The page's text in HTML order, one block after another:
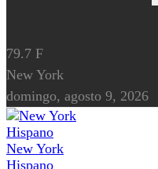
79.7 F
New York
domingo, agosto 9, 2026
New York
Hispano